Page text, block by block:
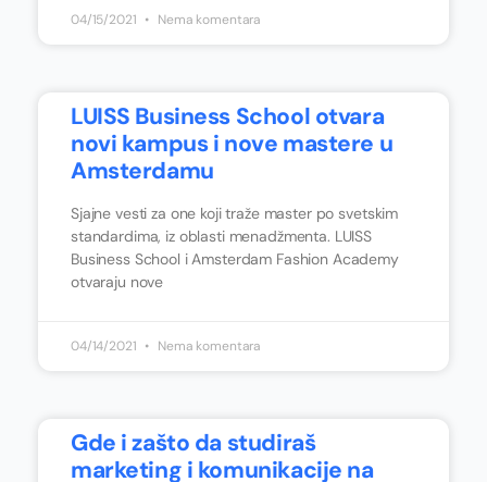
04/15/2021 Nema komentara
LUISS Business School otvara
novi kampus i nove mastere u
Amsterdamu
Sjajne vesti za one koji traže master po svetskim
standardima, iz oblasti menadžmenta. LUISS
Business School i Amsterdam Fashion Academy
otvaraju nove
04/14/2021 Nema komentara
Gde i zašto da studiraš
marketing i komunikacije na